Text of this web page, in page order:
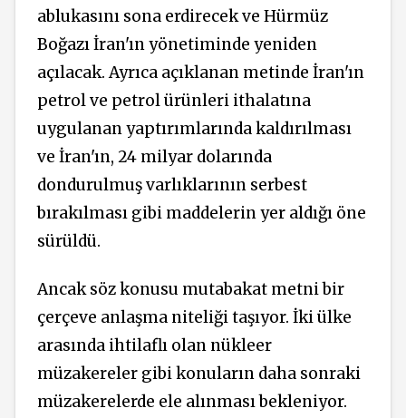
ablukasını sona erdirecek ve Hürmüz
Boğazı İran'ın yönetiminde yeniden
açılacak. Ayrıca açıklanan metinde İran'ın
petrol ve petrol ürünleri ithalatına
uygulanan yaptırımlarında kaldırılması
ve İran'ın, 24 milyar dolarında
dondurulmuş varlıklarının serbest
bırakılması gibi maddelerin yer aldığı öne
sürüldü.
Ancak söz konusu mutabakat metni bir
çerçeve anlaşma niteliği taşıyor. İki ülke
arasında ihtilaflı olan nükleer
müzakereler gibi konuların daha sonraki
müzakerelerde ele alınması bekleniyor.